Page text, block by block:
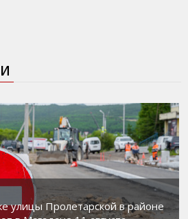
улицы Пролетарской в районе